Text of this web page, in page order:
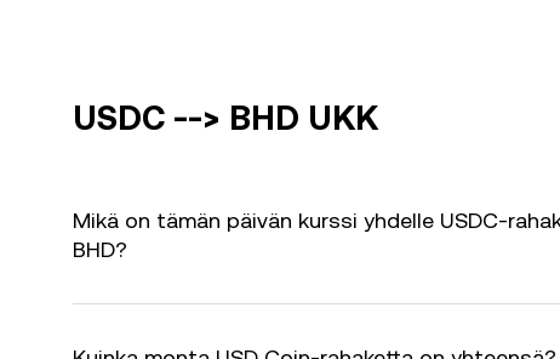
USDC --> BHD UKK
Mikä on tämän päivän kurssi yhdelle USDC-
BHD?